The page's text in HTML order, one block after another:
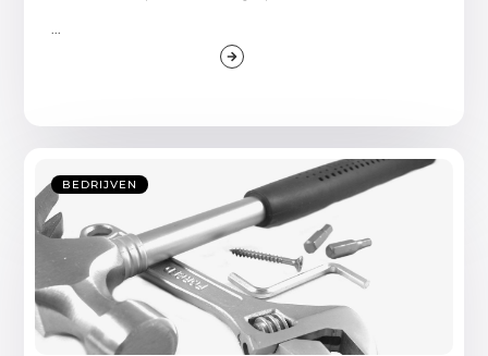
BEDRIJVEN